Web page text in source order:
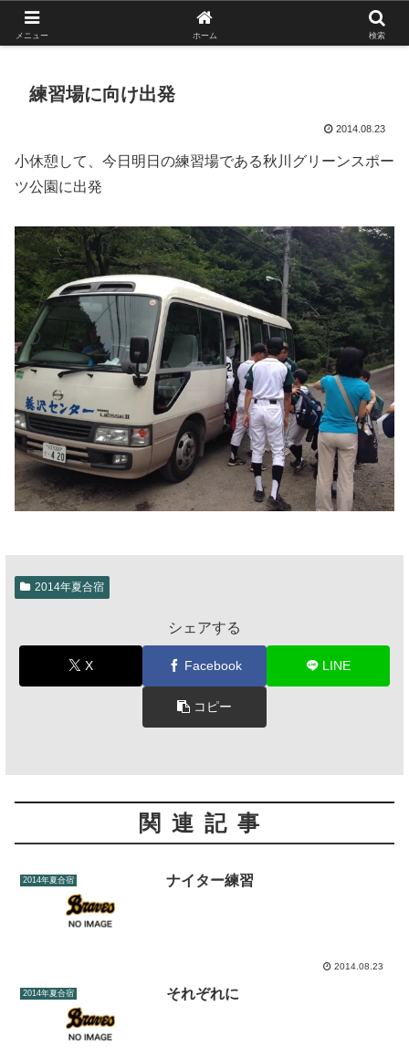
がんばれ！フルスイング！境南ブレーブス！
練習場に向け出発
2014.08.23
小休憩して、今日明日の練習場である秋川グリーンスポー
ツ公園に出発
2014年夏合宿
シェアする
X Facebook LINE
コピー
関連記事
2014年夏合宿 ナイター練習
2014.08.23
2014年夏合宿 それぞれに
メニュー ホーム 検索